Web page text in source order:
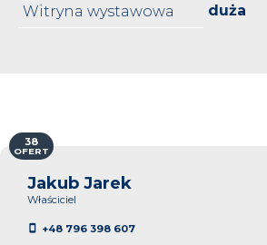
Witryna wystawowa
duża
Jakub Jarek
Właściciel
+48 796 398 607
38
OFERT